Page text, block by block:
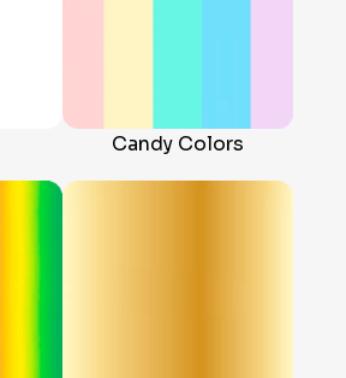
Candy Colors